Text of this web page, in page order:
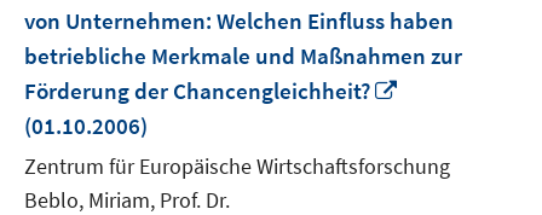
von Unternehmen: Welchen Einfluss haben
betriebliche Merkmale und Maßnahmen zur
Förderung der Chancengleichheit?
öffnen
(01.10.2006)
Zentrum für Europäische Wirtschaftsforschung
Beblo, Miriam, Prof. Dr.